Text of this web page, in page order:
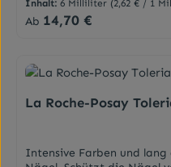
Getestet an
glatte und nicht
Einbindung eines Mexoryl
den Nagel vor UVA-/UVB-
Gelbwerden. Ohne
Kolophonium. Nickelfreie
Inhalt:6 Milliliter (2,62 € / 1
Regulärer Preis:
Ab 14,70 €
La Roche-Posay
Intensive Farben und